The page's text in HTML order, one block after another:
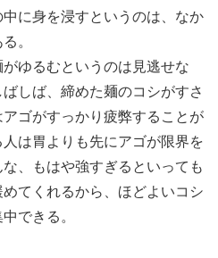
に身を浸すというのは、なか
。
ゆるむというのは見逃せな
しば、締めた麺のコシがすさ
ゴがすっかり疲弊することが
は胃よりも先にアゴが限界を
、もはや強すぎるといっても
てくれるから、ほどよいコシ
できる。